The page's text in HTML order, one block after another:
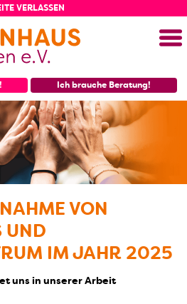
VERLASSEN
Ich brauche Beratung!
VON
UND
IM JAHR 2025
uns in unserer Arbeit